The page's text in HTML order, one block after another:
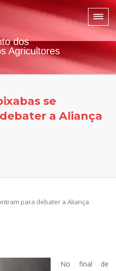
dos
Agricultores
se
a Aliança
para debater a Aliança
No final de